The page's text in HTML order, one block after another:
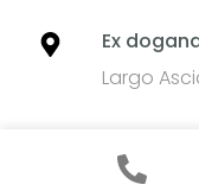
Ex
Largo